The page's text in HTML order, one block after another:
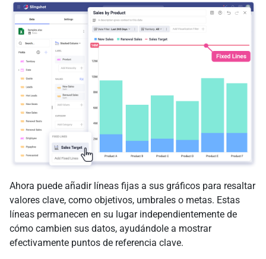
Ahora puede añadir líneas fijas a sus gráficos para resaltar
valores clave, como objetivos, umbrales o metas. Estas
líneas permanecen en su lugar independientemente de
cómo cambien sus datos, ayudándole a mostrar
efectivamente puntos de referencia clave.